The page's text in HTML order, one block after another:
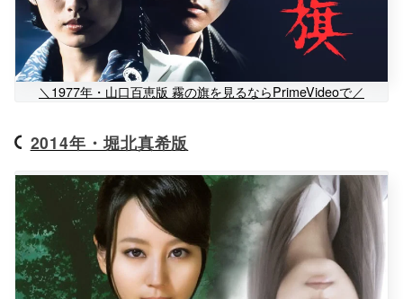
＼1977年・山口百恵版 霧の旗を見るならPrimeVideoで／
2014年・堀北真希版